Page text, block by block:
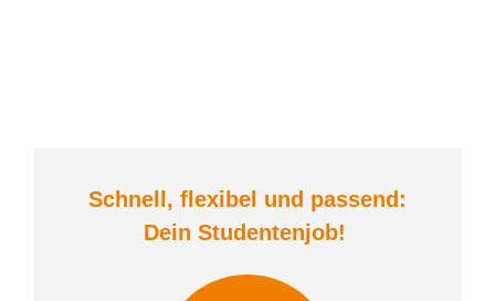
Schnell, flexibel und passend:
Dein Studentenjob!